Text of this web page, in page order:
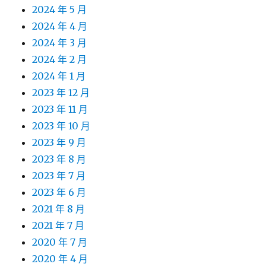
2024 年 5 月
2024 年 4 月
2024 年 3 月
2024 年 2 月
2024 年 1 月
2023 年 12 月
2023 年 11 月
2023 年 10 月
2023 年 9 月
2023 年 8 月
2023 年 7 月
2023 年 6 月
2021 年 8 月
2021 年 7 月
2020 年 7 月
2020 年 4 月